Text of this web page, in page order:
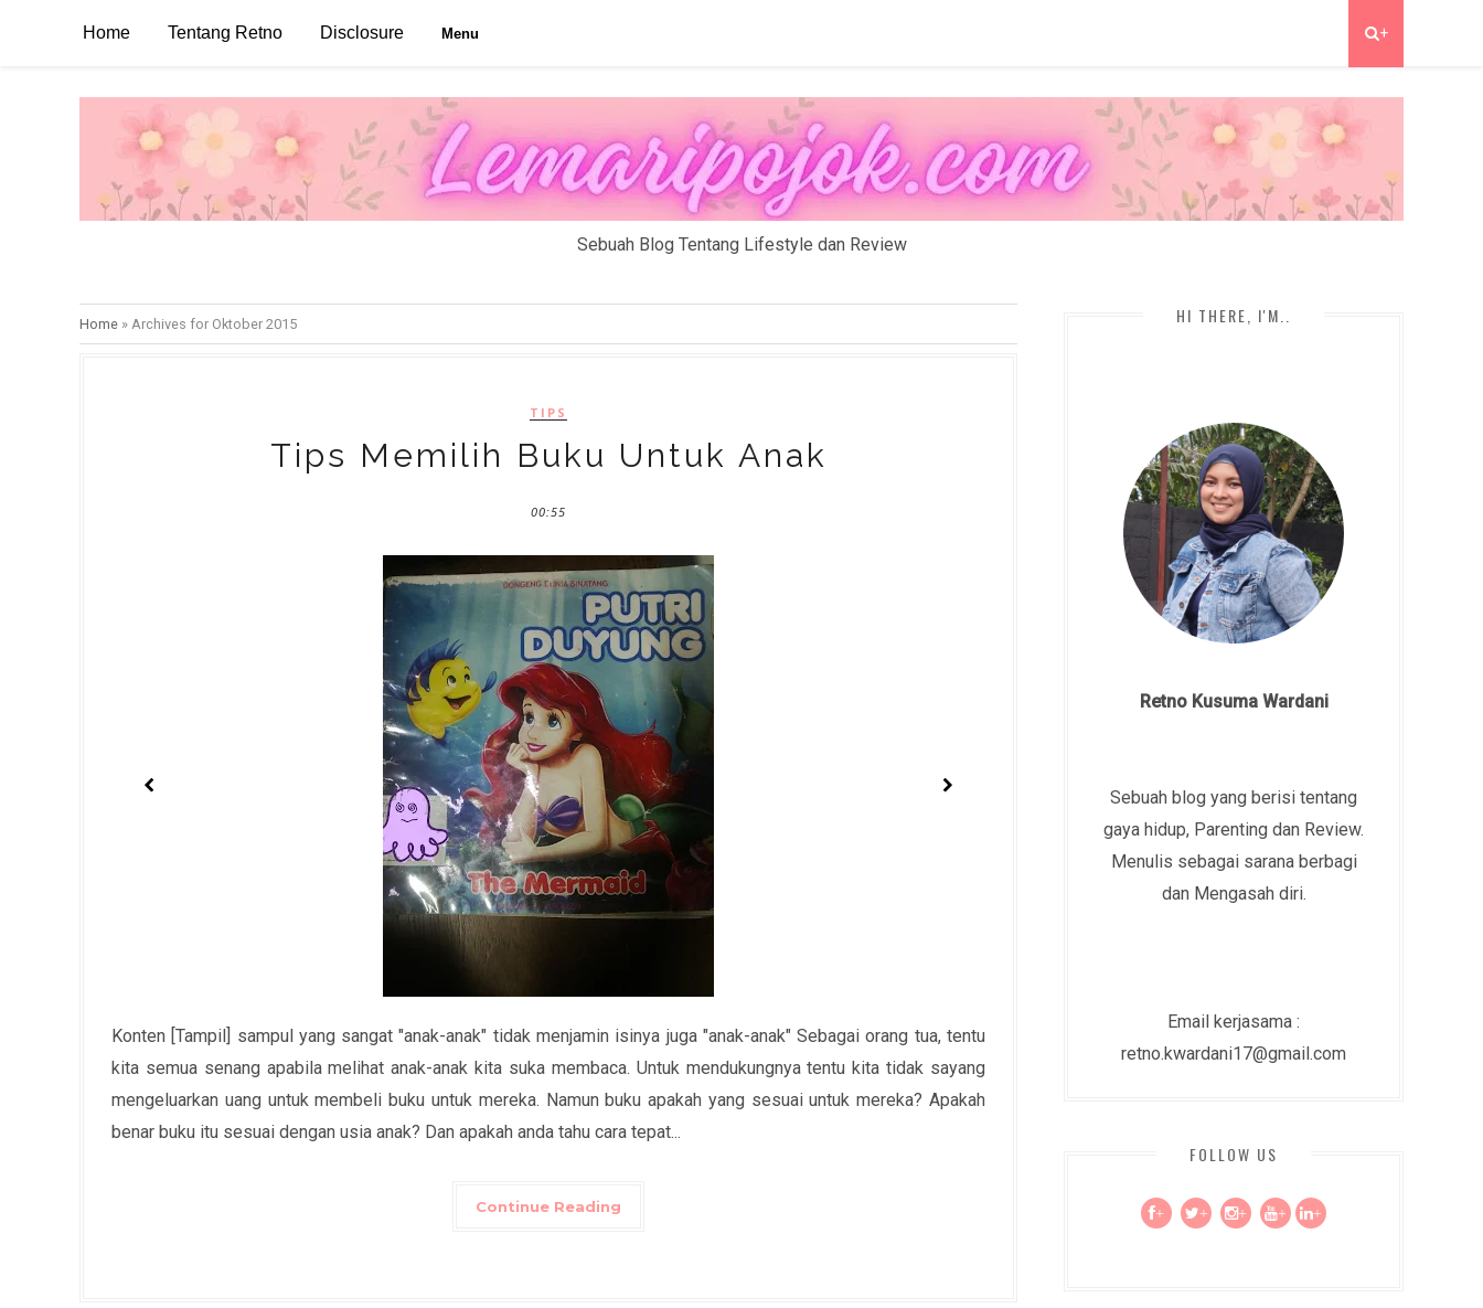
Home Tentang Retno Disclosure Menu +
Sebuah Blog Tentang Lifestyle dan Review
Home » Archives for Oktober 2015
TIPS
Tips Memilih Buku Untuk Anak
00:55
Konten [Tampil] sampul yang sangat "anak-anak" tidak menjamin isinya juga "anak-anak" Sebagai orang tua, tentu
kita semua senang apabila melihat anak-anak kita suka membaca. Untuk mendukungnya tentu kita tidak sayang
mengeluarkan uang untuk membeli buku untuk mereka. Namun buku apakah yang sesuai untuk mereka? Apakah
benar buku itu sesuai dengan usia anak? Dan apakah anda tahu cara tepat...
Continue Reading
HI THERE, I'M..
Retno Kusuma Wardani
Sebuah blog yang berisi tentang
gaya hidup, Parenting dan Review.
Menulis sebagai sarana berbagi
dan Mengasah diri.
Email kerjasama :
retno.kwardani17@gmail.com
FOLLOW US
+ + + + +